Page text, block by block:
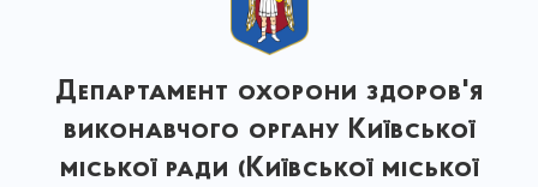
Департамент охорони здоров'я
виконавчого органу Київської
міської ради (Київської міської